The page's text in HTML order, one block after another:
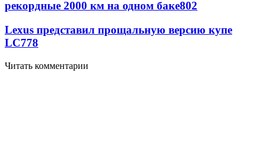
рекордные 2000 км на одном баке802
Lexus представил прощальную версию купе
LC778
Читать комментарии